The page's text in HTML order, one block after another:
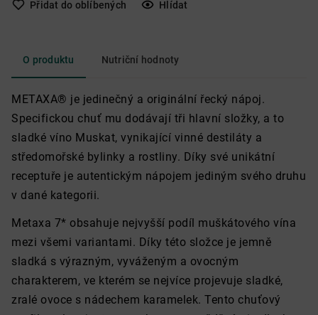
Přidat do oblíbených Hlídat
O produktu Nutriční hodnoty
METAXA® je jedinečný a originální řecký nápoj.
Specifickou chuť mu dodávají tři hlavní složky, a to
sladké víno Muskat, vynikající vinné destiláty a
středomořské bylinky a rostliny. Díky své unikátní
receptuře je autentickým nápojem jediným svého druhu
v dané kategorii.
Metaxa 7* obsahuje nejvyšší podíl muškátového vína
mezi všemi variantami. Díky této složce je jemně
sladká s výrazným, vyváženým a ovocným
charakterem, ve kterém se nejvíce projevuje sladké,
zralé ovoce s nádechem karamelek. Tento chuťový